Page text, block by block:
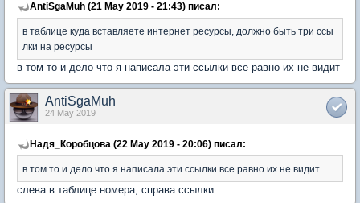
AntiSgaMuh (21 May 2019 - 21:43) писал:
в таблице куда вставляете интернет ресурсы, должно быть три ссы
лки на ресурсы
в том то и дело что я написала эти ссылки все равно их не видит
AntiSgaMuh
24 May 2019
Надя_Коробцова (22 May 2019 - 20:06) писал:
в том то и дело что я написала эти ссылки все равно их не видит
слева в таблице номера, справа ссылки